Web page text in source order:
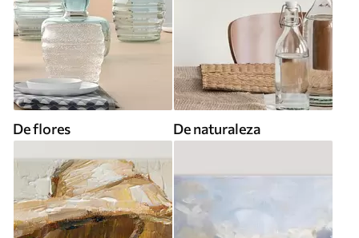
De flores De naturaleza